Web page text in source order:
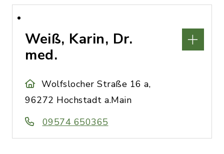
Weiß, Karin, Dr.
med.
Wolfslocher Straße 16 a,
96272 Hochstadt a.Main
09574 650365